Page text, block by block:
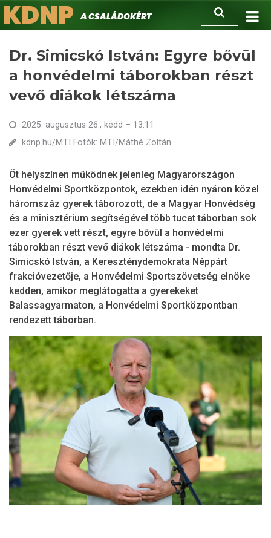
Ugrás
a
Keresés
KDNPA családokért.
Dr. Simicskó István: Egyre bővül
a honvédelmi táborokban részt
vevő diákok létszáma
2025. augusztus 26., kedd – 13:11
kdnp.hu/MTI Fotók: MTI/Máthé Zoltán
Öt helyszínen működnek jelenleg Magyarországon
Honvédelmi Sportközpontok, ezekben idén nyáron közel
háromszáz gyerek táborozott, de a Magyar Honvédség
és a minisztérium segítségével több tucat táborban sok
ezer gyerek vett részt, egyre bővül a honvédelmi
táborokban részt vevő diákok létszáma - mondta Dr.
Simicskó István, a Kereszténydemokrata Néppárt
frakcióvezetője, a Honvédelmi Sportszövetség elnöke
kedden, amikor meglátogatta a gyerekeket
Balassagyarmaton, a Honvédelmi Sportközpontban
rendezett táborban.